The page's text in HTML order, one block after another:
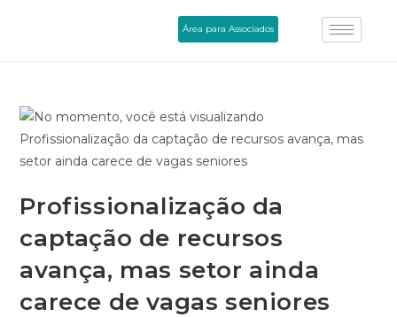
Área para Associados
Profissionalização da
captação de recursos
avança, mas setor ainda
carece de vagas seniores